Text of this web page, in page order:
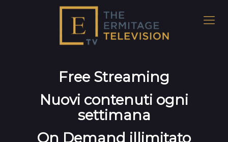
Free Streaming
Nuovi contenuti ogni
settimana
On Demand illimitato